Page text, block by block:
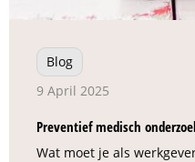
Blog
9 April 2025
Preventief medisch
Wat moet je als